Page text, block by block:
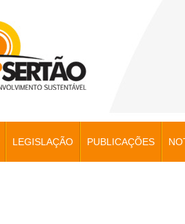
LEGISLAÇÃO PUBLICAÇÕES